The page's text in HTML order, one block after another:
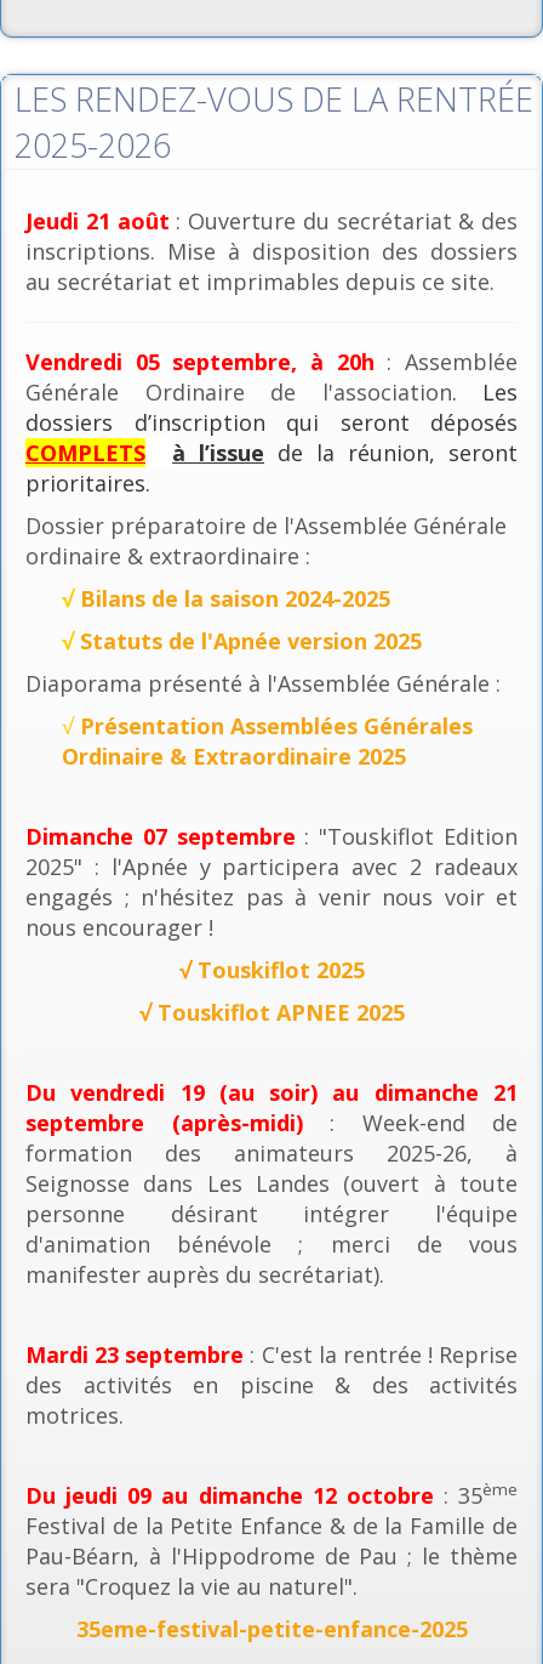
LES RENDEZ-VOUS DE LA RENTRÉE
2025-2026
Jeudi 21 août : Ouverture du secrétariat & des
inscriptions. Mise à disposition des dossiers
au secrétariat et imprimables depuis ce site.
Vendredi 05 septembre, à 20h : Assemblée
Générale Ordinaire de l'association. Les
dossiers d’inscription qui seront déposés
COMPLETS
à l’issue de la réunion, seront
prioritaires.
Dossier préparatoire de l'Assemblée Générale
ordinaire & extraordinaire :
√ Bilans de la saison 2024-2025
√ Statuts de l'Apnée version 2025
Diaporama présenté à l'Assemblée Générale :
√ Présentation Assemblées Générales
Ordinaire & Extraordinaire 2025
Dimanche 07 septembre : "Touskiflot Edition
2025" : l'Apnée y participera avec 2 radeaux
engagés ; n'hésitez pas à venir nous voir et
nous encourager !
√ Touskiflot 2025
√ Touskiflot APNEE 2025
Du vendredi 19 (au soir) au dimanche 21
septembre (après-midi): Week-end de
formation des animateurs 2025-26, à
Seignosse dans Les Landes (ouvert à toute
personne désirant intégrer l'équipe
d'animation bénévole ; merci de vous
manifester auprès du secrétariat).
Mardi 23 septembre : C'est la rentrée ! Reprise
des activités en piscine & des activités
motrices.
Du jeudi 09 au dimanche 12 octobre : 35ème
Festival de la Petite Enfance & de la Famille de
Pau-Béarn, à l'Hippodrome de Pau ; le thème
sera "Croquez la vie au naturel".
35eme-festival-petite-enfance-2025